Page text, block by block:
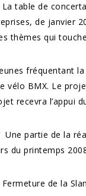
La table de
de janvier
thèmes qui
fréquentant
vélo BMX. Le
recevra l’appui
Une partie de la
du printemps
Fermeture de la